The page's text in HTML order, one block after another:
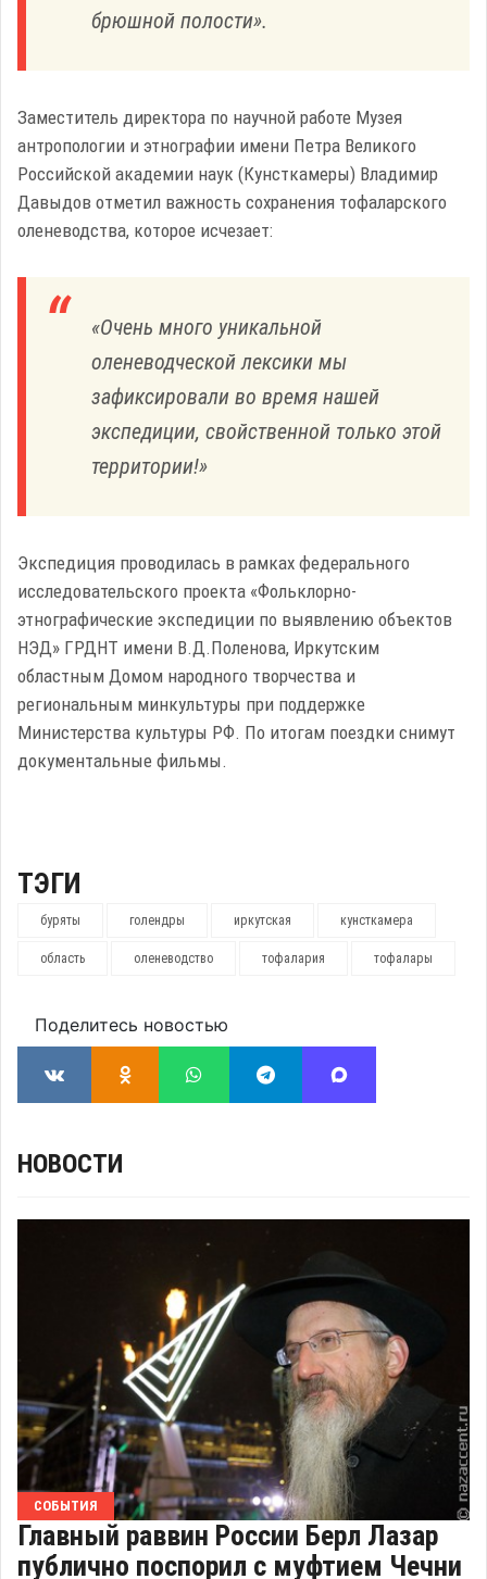
брюшной полости».
Заместитель директора по научной работе Музея
антропологии и этнографии имени Петра Великого
Российской академии наук (Кунсткамеры) Владимир
Давыдов отметил важность сохранения тофаларского
оленеводства, которое исчезает:
«Очень много уникальной
оленеводческой лексики мы
зафиксировали во время нашей
экспедиции, свойственной только этой
территории!»
Экспедиция проводилась в рамках федерального
исследовательского проекта «Фольклорно-
этнографические экспедиции по выявлению объектов
НЭД» ГРДНТ имени В.Д.Поленова, Иркутским
областным Домом народного творчества и
региональным минкультуры при поддержке
Министерства культуры РФ. По итогам поездки снимут
документальные фильмы.
ТЭГИ
буряты голендры иркутская кунсткамера
область оленеводство тофалария тофалары
Поделитесь новостью
НОВОСТИ
СОБЫТИЯ
Главный раввин России Берл Лазар
публично поспорил с муфтием Чечни